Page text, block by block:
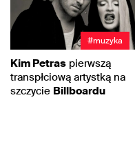
#muzyka
Kim Petras pierwszą
transpłciową artystką na
szczycie Billboardu